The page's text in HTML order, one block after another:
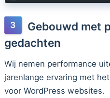
Gebouwd met
gedachten
Wij nemen performance
jarenlange ervaring met
voor WordPress websites.